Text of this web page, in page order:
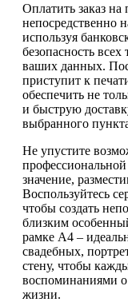
Оплатить заказ
непосредственно
используя
безопасность
ваших данных.
приступит к
обеспечить не
и быструю
выбранного
Не упустите
значение,
Воспользуйтесь
чтобы создать
близким
рамке А4 –
свадебных,
стену, чтобы
воспоминаниями
жизни.